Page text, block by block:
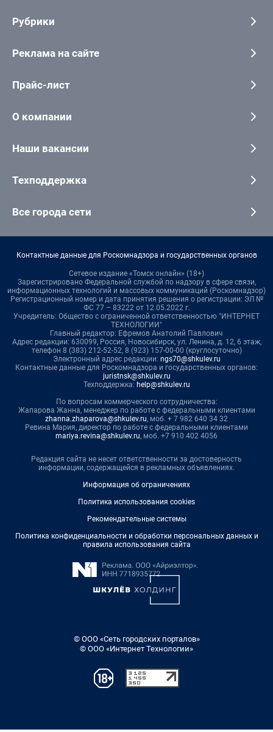
Рубрики
Реклама на сайте
Прайс-лист
О компании
Наши вакансии
Техподдержка
Все города сети
Контактные данные для Роскомнадзора и государственных органов
Сетевое издание «Томск онлайн» (18+)
Зарегистрировано Федеральной службой по надзору в сфере связи,
информационных технологий и массовых коммуникаций (Роскомнадзор)
Регистрационный номер и дата принятия решения о регистрации: ЭЛ №
ФС 77 – 83222 от 12.05.2022 г.
Учредитель: Общество с ограниченной ответственностью "ИНТЕРНЕТ
ТЕХНОЛОГИИ"
Главный редактор: Ефремов Анатолий Павлович
Адрес редакции: 630099, Россия, Новосибирск, ул. Ленина, д. 12, 6 этаж,
телефон 8 (383) 212-52-52, 8 (923) 157-00-00 (круглосуточно)
Электронный адрес редакции: ngs70@shkulev.ru
Контактные данные для Роскомнадзора и государственных органов:
juristnsk@shkulev.ru
Техподдержка: help@shkulev.ru
По вопросам коммерческого сотрудничества:
Жапарова Жанна, менеджер по работе с федеральными клиентами
zhanna.zhaparova@shkulev.ru, моб. + 7 982 640 34 32
Ревина Мария, директор по работе с федеральными клиентами
mariya.revina@shkulev.ru, моб. +7 910 402 4056
Редакция сайта не несет ответственности за достоверность
информации, содержащейся в рекламных объявлениях.
Информация об ограничениях
Политика использования cookies
Рекомендательные системы
Политика конфиденциальности и обработки персональных данных и
правила использования сайта
© ООО «Сеть городских порталов»
© ООО «Интернет Технологии»